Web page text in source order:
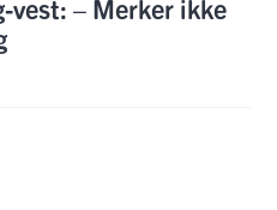
– Merker ikke